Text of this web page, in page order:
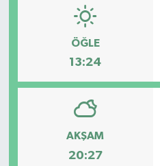
ÖĞLE
13:24
AKŞAM
20:27